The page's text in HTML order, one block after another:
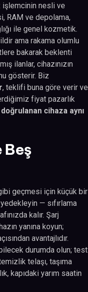
işlemcinin nesli ve
RAM ve depolama,
ile genel kozmetik.
ama rakama olumlu
bakarak beklenti
ilanlar, cihazınızın
gösterir. Biz
, teklifi buna göre verir ve
fiyat pazarlık
doğrulanan cihaza aynı
Beş
geçmesi için küçük bir
yedekleyin — sıfırlama
kalır. Şarj
yanına koyun;
avantajlıdır.
durumda olun; test
telaşı, taşıma
kapıdaki yarım saatin